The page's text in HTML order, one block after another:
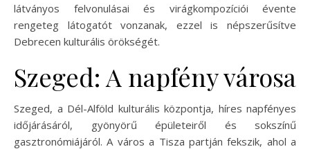
látványos felvonulásai és virágkompozíciói évente
rengeteg látogatót vonzanak, ezzel is népszerűsítve
Debrecen kulturális örökségét.
Szeged: A napfény városa
Szeged, a Dél-Alföld kulturális központja, híres napfényes
időjárásáról, gyönyörű épületeiről és sokszínű
gasztronómiájáról. A város a Tisza partján fekszik, ahol a